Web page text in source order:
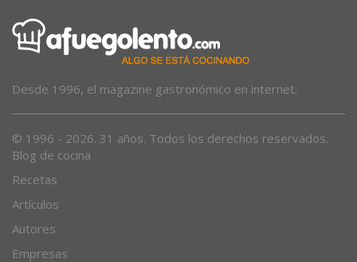
Desde 1996, el magazine gastronómico en internet.
© 1996 - 2026. 31 años. Todos los derechos reservados.
Blog de cocina
Recetas
Artículos
Autores
Empresas